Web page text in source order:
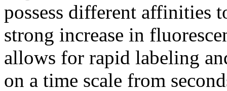
possess different affinities
strong increase in
allows for rapid labeling
on a time scale from